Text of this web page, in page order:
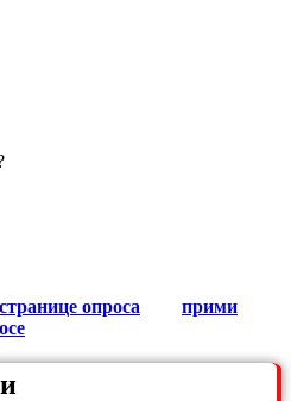
странице опроса
прими